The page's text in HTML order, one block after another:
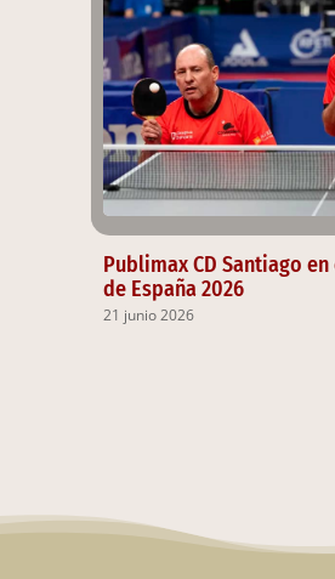
Publimax CD Santiago
de España 2026
21 junio 2026